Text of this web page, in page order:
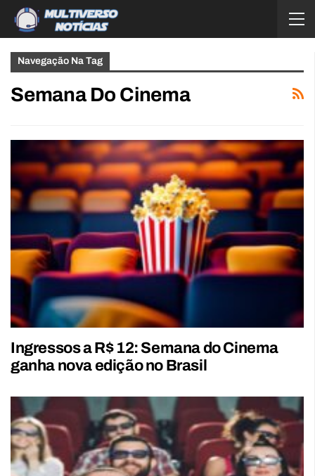
Navegação Na Tag
Semana Do Cinema
Ingressos a R$ 12: Semana do Cinema
ganha nova edição no Brasil